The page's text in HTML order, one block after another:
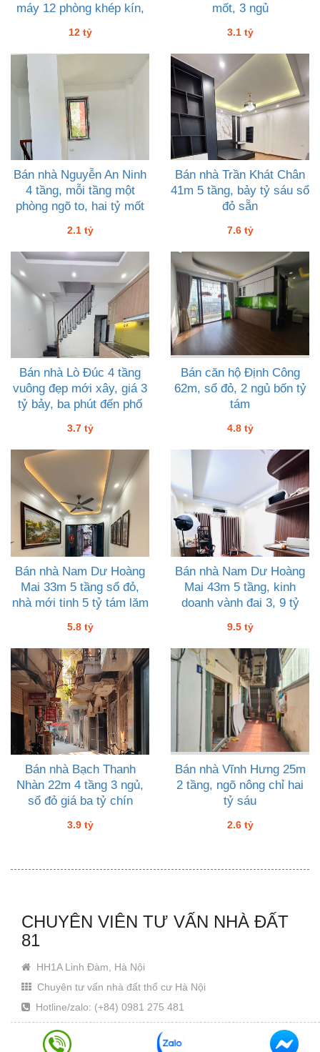
máy 12 phòng khép kín,
12 tỷ
mốt, 3 ngủ
3.1 tỷ
Bán nhà Nguyễn An Ninh
4 tầng, mỗi tầng một
phòng ngõ to, hai tỷ mốt
2.1 tỷ
Bán nhà Trần Khát Chân
41m 5 tầng, bảy tỷ sáu sổ
đỏ sẵn
7.6 tỷ
Bán nhà Lò Đúc 4 tầng
vuông đẹp mới xây, giá 3
tỷ bảy, ba phút đến phố
3.7 tỷ
Bán căn hộ Định Công
62m, sổ đỏ, 2 ngủ bốn tỷ
tám
4.8 tỷ
Bán nhà Nam Dư Hoàng
Mai 33m 5 tầng sổ đỏ,
nhà mới tinh 5 tỷ tám lăm
5.8 tỷ
Bán nhà Nam Dư Hoàng
Mai 43m 5 tầng, kinh
doanh vành đai 3, 9 tỷ
9.5 tỷ
Bán nhà Bạch Thanh
Nhàn 22m 4 tầng 3 ngủ,
sổ đỏ giá ba tỷ chín
3.9 tỷ
Bán nhà Vĩnh Hưng 25m
2 tầng, ngõ nông chỉ hai
tỷ sáu
2.6 tỷ
CHUYÊN VIÊN TƯ VẤN NHÀ ĐẤT
81
HH1A Linh Đàm, Hà Nội
Chuyên tư vấn nhà đất thổ cư Hà Nội
Hotline/zalo: (+84) 0981 275 481